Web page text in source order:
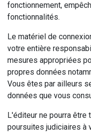
fonctionnement,
fonctionnalités.
Le matériel de
votre entière
mesures appropriées
propres données
Vous êtes par ailleurs
données que vous
L'éditeur ne pourra être
poursuites judiciaires à